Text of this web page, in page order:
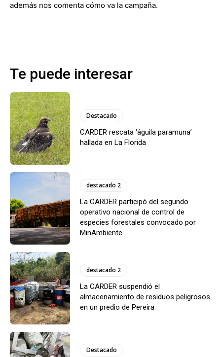
además nos comenta cómo va la campaña.
Te puede interesar
Destacado
CARDER rescata ‘águila paramuna’
hallada en La Florida
destacado 2
La CARDER participó del segundo
operativo nacional de control de
especies forestales convocado por
MinAmbiente
destacado 2
La CARDER suspendió el
almacenamiento de residuos peligrosos
en un predio de Pereira
Destacado